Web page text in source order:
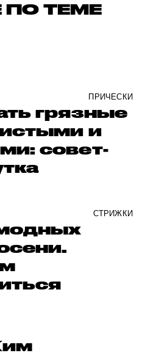
ПО ТЕМЕ
ПРИЧЕСКИ
грязные
и
совет-
СТРИЖКИ